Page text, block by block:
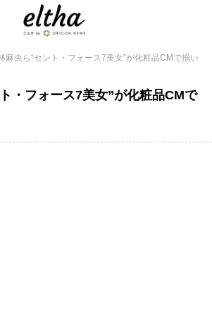
麻央ら“セント・フォース7美女”が化粧品CMで揃い
・フォース7美女”が化粧品CMで